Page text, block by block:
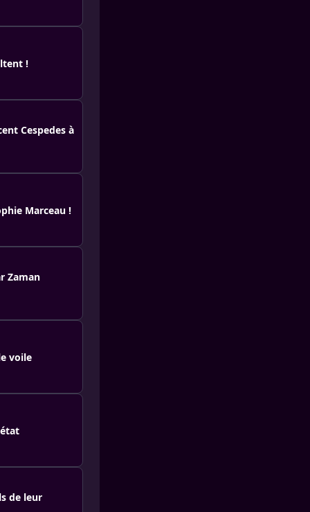
!
Cespedes à
Marceau !
Zaman
voile
de leur